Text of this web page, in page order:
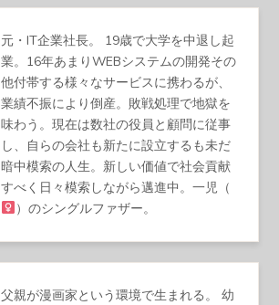
元・IT企業社長。 19歳で大学を中退し起
業。16年あまりWEBシステムの開発その
他付帯する様々なサービスに携わるが、
業績不振により倒産。敗戦処理で地獄を
味わう。現在は数社の役員と顧問に従事
し、自らの会社も新たに設立するも未だ
暗中模索の人生。新しい価値で社会貢献
すべく日々模索しながら邁進中。一児（
）のシングルファザー。
父親が漫画家という環境で生まれる。 幼